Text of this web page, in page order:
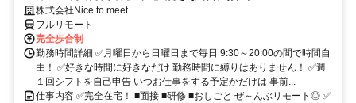
株式会社Nice to meet
フルリモート
完全歩合制
勤務時間詳細 ✅月曜日から日曜日まで毎日 9:30～20:00の間で時間自
由！ ✅好きな時間に好きなだけ 勤務時間に縛りはありません！ ✅週
１回シフトを自己申告 いつお仕事をする予定かだけは 事前...
仕事内容 ✅完全在宅！ ■面接 ■研修 ■おしごと ぜ～んぶリモート◎ ✅